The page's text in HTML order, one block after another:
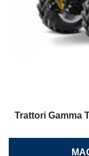
Trattori Gamma